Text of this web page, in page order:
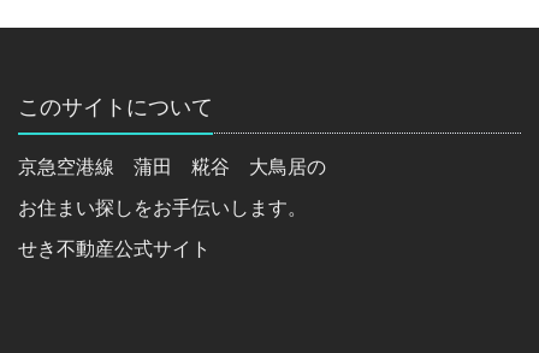
このサイトについて
京急空港線 蒲田 糀谷 大鳥居の
お住まい探しをお手伝いします。
せき不動産公式サイト